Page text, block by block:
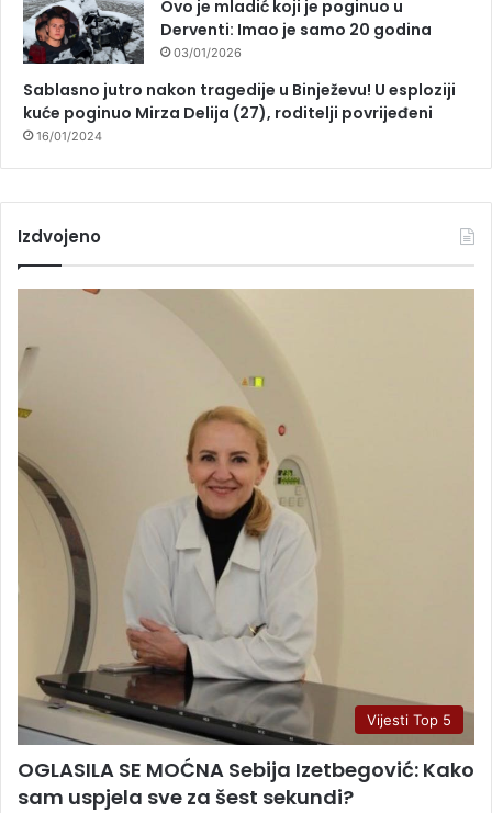
Ovo je mladić koji je poginuo u
Derventi: Imao je samo 20 godina
03/01/2026
Sablasno jutro nakon tragedije u Binježevu! U esploziji
kuće poginuo Mirza Delija (27), roditelji povrijeđeni
16/01/2024
Izdvojeno
Vijesti Top 5
OGLASILA SE MOĆNA Sebija Izetbegović: Kako
sam uspjela sve za šest sekundi?